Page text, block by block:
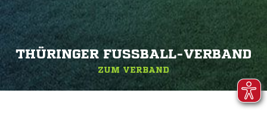
THÜRINGER FUSSBALL-VERBAND
ZUM VERBAND